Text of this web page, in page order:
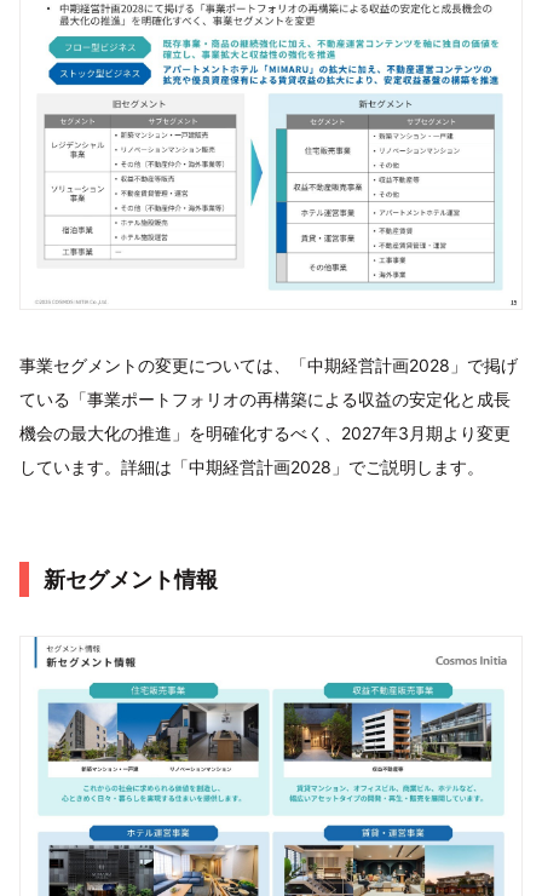
事業セグメントの変更については、「中期経営計画2028」で掲げ
ている「事業ポートフォリオの再構築による収益の安定化と成長
機会の最大化の推進」を明確化するべく、2027年3月期より変更
しています。詳細は「中期経営計画2028」でご説明します。
新セグメント情報